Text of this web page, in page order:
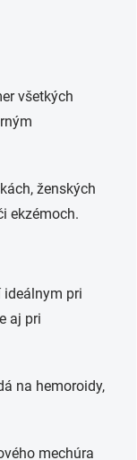
všetkých
ženských
ekzémoch.
ideálnym pri
aj pri
na hemoroidy,
mechúra